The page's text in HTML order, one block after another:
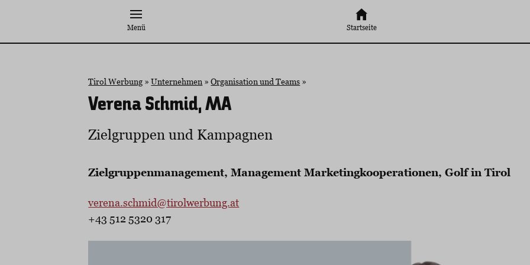
Menü Startseite
Tirol Werbung »Unternehmen »Organisation und Teams »
Verena Schmid, MA
Zielgruppen und Kampagnen
Zielgruppenmanagement, Management Marketingkooperationen, Golf in Tirol
verena.schmid@tirolwerbung.at
+43 512 5320 317